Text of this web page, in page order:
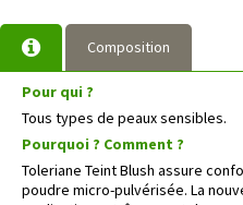
Composition
Pour qui ?
Tous types de peaux sensibles.
Pourquoi ? Comment ?
Toleriane Teint Blush assure
poudre micro-pulvérisée. La